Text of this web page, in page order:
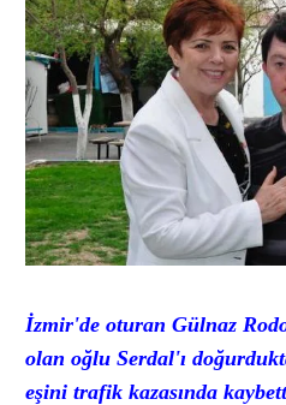
İzmir'de oturan Gülnaz
olan oğlu Serdal'ı
eşini trafik kazasında